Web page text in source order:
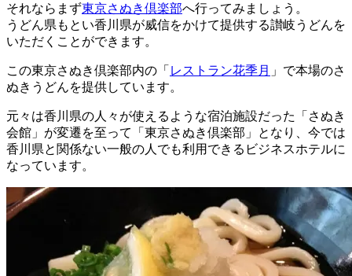
有
それならまず東京さぬき倶楽部へ行ってみましょう。
うどん県もとい香川県が威信をかけて提供する讃岐うどんを
いただくことができます。
この東京さぬき倶楽部内の「 レストラン花季月 」で本場のさ
ぬきうどんを提供しています。
元々は香川県の人々が使えるような宿泊施設だった「さぬき
会館」が変遷を至って「東京さぬき倶楽部」となり、今では
香川県と関係ない一般の人でも利用できるビジネスホテルに
なっています。